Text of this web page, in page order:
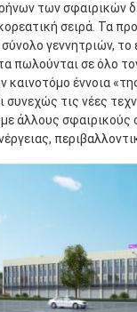
των σφαιρικών
σειρά. Τα
γεννητριών,
πωλούνται σε όλο
καινοτόμο έννοια
συνεχώς τις νέες
άλλους σφαιρικούς